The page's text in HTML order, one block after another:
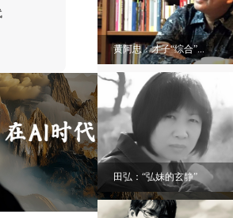
黄阿忠：才子“综合”...
田弘：“弘妹的玄静”